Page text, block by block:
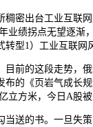
出台工业互联网
业绩拐点无望逐渐
转型1）工业互联网
的这段走势，俄
的《页岩气成长
立方米，今日A股
的书。一旦失策